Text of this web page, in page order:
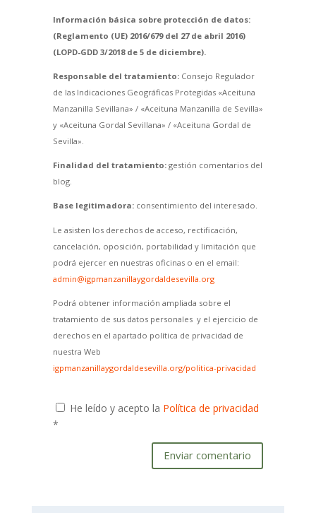
Información básica sobre protección de datos:
(Reglamento (UE) 2016/679 del 27 de abril 2016)
(LOPD-GDD 3/2018 de 5 de diciembre).
Responsable del tratamiento:Consejo Regulador
de las Indicaciones Geográficas Protegidas «Aceituna
Manzanilla Sevillana» / «Aceituna Manzanilla de Sevilla»
y «Aceituna Gordal Sevillana» / «Aceituna Gordal de
Sevilla».
Finalidad del tratamiento:gestión comentarios del
blog.
Base legitimadora:consentimiento del interesado.
Le asisten los derechos de acceso, rectificación,
cancelación, oposición, portabilidad y limitación que
podrá ejercer en nuestras oficinas o en el email:
admin@igpmanzanillaygordaldesevilla.org
Podrá obtener información ampliada sobre el
tratamiento de sus datos personales y el ejercicio de
derechos en el apartado política de privacidad de
nuestra Web
igpmanzanillaygordaldesevilla.org/politica-privacidad
He leído y acepto la Política de privacidad
*
Enviar comentario